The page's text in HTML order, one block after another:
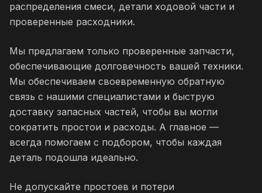
распределения смеси, детали ходовой части и
проверенные расходники.
Мы предлагаем только проверенные запчасти,
обеспечивающие долговечность вашей техники.
Мы обеспечиваем своевременную обратную
связь с нашими специалистами и быструю
доставку запасных частей, чтобы вы могли
сократить простои и расходы. А главное —
всегда помогаем с подбором, чтобы каждая
деталь подошла идеально.
Не допускайте простоев и потери